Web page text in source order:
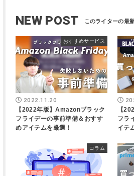
NEW POST
おすすめサービス
2022.11.20
【2022年版】Amazonブラック
フライデーの事前準備＆おすす
めアイテムを厳選！
【
フラ
イテ
コラム